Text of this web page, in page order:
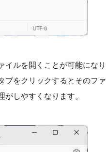
イルを開くことが可能になり
ブをクリックするとそのファ
しやすくなります。